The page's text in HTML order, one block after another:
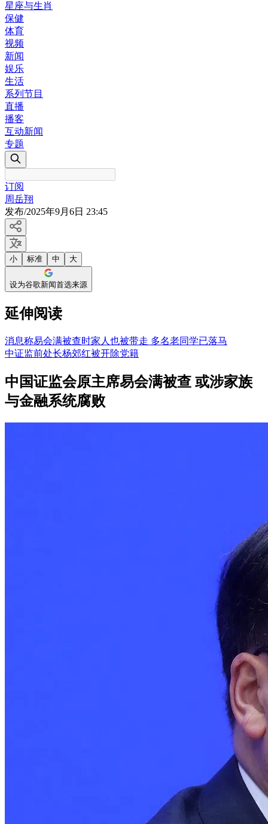
星座与生肖
保健
体育
视频
新闻
娱乐
生活
系列节目
直播
播客
互动新闻
专题
订阅
周岳翔
发布/2025年9月6日 23:45
小 标准 中 大
设为谷歌新闻首选来源
延伸阅读
消息称易会满被查时家人也被带走 多名老同学已落马
中证监前处长杨郊红被开除党籍
中国证监会原主席易会满被查 或涉家族
与金融系统腐败